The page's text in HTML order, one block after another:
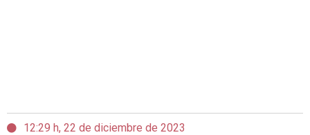
12:29 h, 22 de diciembre de 2023